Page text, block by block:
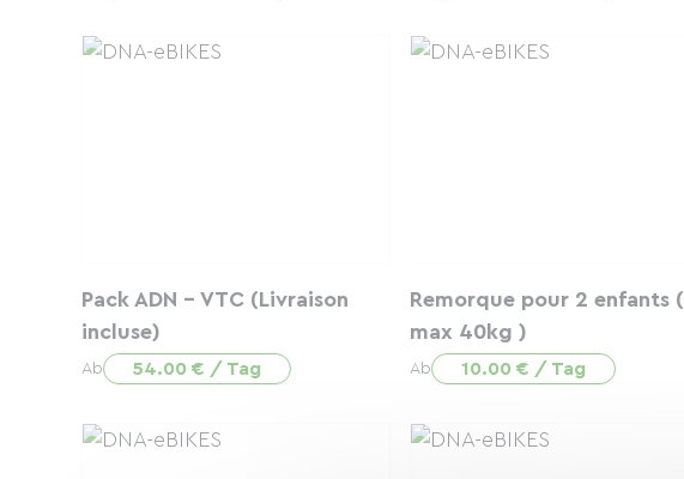
Pack ADN - VTC (Livraison
incluse)
Ab 54.00 € / Tag
Remorque pour 2 enfants (
max 40kg )
Ab 10.00 € / Tag